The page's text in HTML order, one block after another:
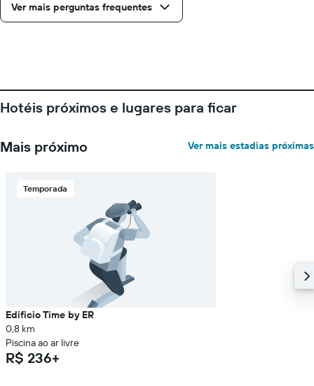
Ver mais perguntas frequentes
Hotéis próximos e lugares para ficar
Mais próximo Ver mais estadias próximas
Temporada
Edificio Time by ER
0,8 km
Piscina ao ar livre
R$ 236+